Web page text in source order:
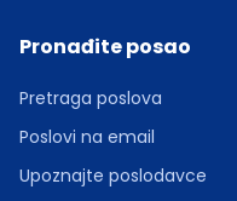
Pronađite posao
Pretraga poslova
Poslovi na email
Upoznajte poslodavce